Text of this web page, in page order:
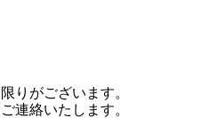
りがございます。
連絡いたします。